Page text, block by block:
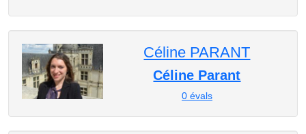
Céline PARANT
Céline Parant
0évals